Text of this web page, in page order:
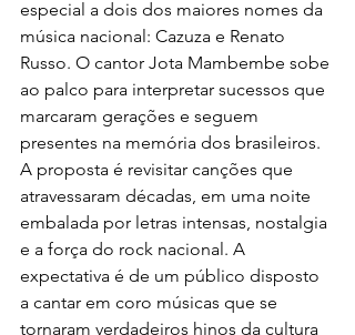
especial a dois dos maiores nomes da
música nacional: Cazuza e Renato
Russo. O cantor Jota Mambembe sobe
ao palco para interpretar sucessos que
marcaram gerações e seguem
presentes na memória dos brasileiros.
A proposta é revisitar canções que
atravessaram décadas, em uma noite
embalada por letras intensas, nostalgia
e a força do rock nacional. A
expectativa é de um público disposto
a cantar em coro músicas que se
tornaram verdadeiros hinos da cultura